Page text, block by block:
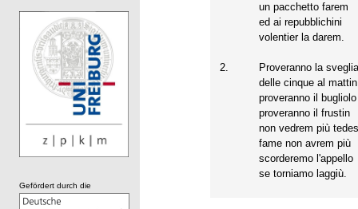
un pacchetto farem
ed ai repubblichini
volentier la darem.
2.
Proveranno la
delle cinque al mattin
proveranno il bugliolo
proveranno il frustin
non vedrem più
fame non avrem più
scorderemo l'appello
se torniamo laggiù.
Gefördert durch die